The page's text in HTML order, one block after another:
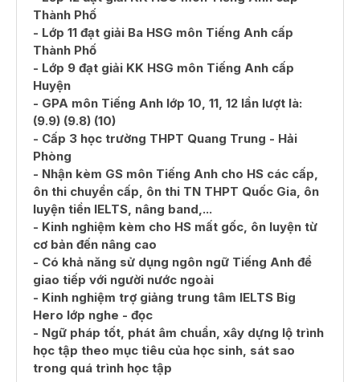
Thành Phố
- Lớp 11 đạt giải Ba HSG môn Tiếng Anh cấp
Thành Phố
- Lớp 9 đạt giải KK HSG môn Tiếng Anh cấp
Huyện
- GPA môn Tiếng Anh lớp 10, 11, 12 lần lượt là:
(9.9) (9.8) (10)
- Cấp 3 học trường THPT Quang Trung - Hải
Phòng
- Nhận kèm GS môn Tiếng Anh cho HS các cấp,
ôn thi chuyển cấp, ôn thi TN THPT Quốc Gia, ôn
luyện tiền IELTS, nâng band,...
- Kinh nghiệm kèm cho HS mất gốc, ôn luyện từ
cơ bản đến nâng cao
- Có khả năng sử dụng ngôn ngữ Tiếng Anh để
giao tiếp với người nước ngoài
- Kinh nghiệm trợ giảng trung tâm IELTS Big
Hero lớp nghe - đọc
- Ngữ pháp tốt, phát âm chuẩn, xây dựng lộ trình
học tập theo mục tiêu của học sinh, sát sao
trong quá trình học tập